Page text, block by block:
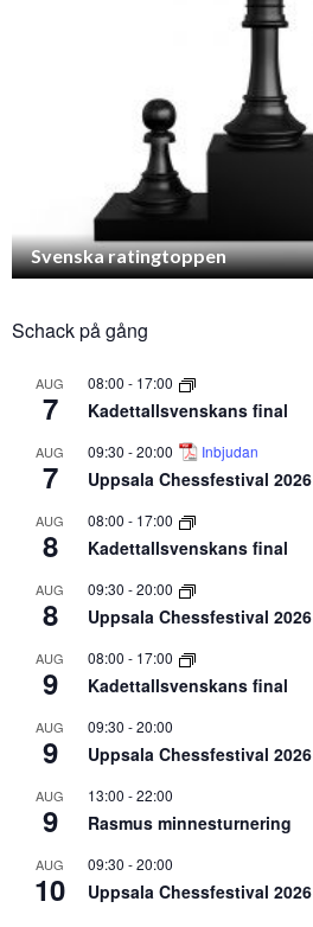
Svenska ratingtoppen
Schack på gång
AUG
7
08:00 - 17:00
Kadettallsvenskans final
AUG
7
09:30 -20:00 Inbjudan
Uppsala Chessfestival 2026
AUG
8
08:00 - 17:00
Kadettallsvenskans final
AUG
8
09:30 -20:00
Uppsala Chessfestival 2026
AUG
9
08:00 - 17:00
Kadettallsvenskans final
AUG
9
09:30 -20:00
Uppsala Chessfestival 2026
AUG
9
13:00 -22:00
Rasmus minnesturnering
AUG
10
09:30 -20:00
Uppsala Chessfestival 2026